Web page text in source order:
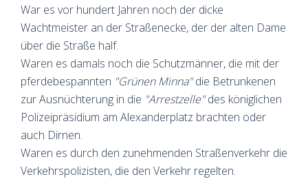
War es vor hundert Jahren noch der dicke
Wachtmeister an der Straßenecke, der der alten Dame
über die Straße half.
Waren es damals noch die Schutzmänner, die mit der
pferdebespannten "Grünen Minna"die Betrunkenen
zur Ausnüchterung in die "Arrestzelle"des königlichen
Polizeipräsidium am Alexanderplatz brachten oder
auch Dirnen.
Waren es durch den zunehmenden Straßenverkehr die
Verkehrspolizisten, die den Verkehr regelten.